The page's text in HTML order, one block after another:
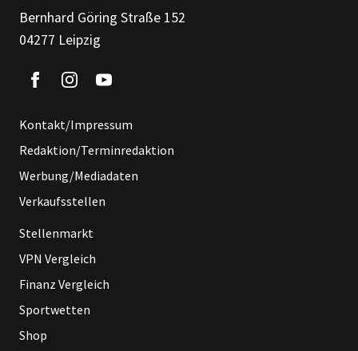
Bernhard Göring Straße 152
04277 Leipzig
Kontakt/Impressum
Redaktion/Terminredaktion
Werbung/Mediadaten
Verkaufsstellen
Stellenmarkt
VPN Vergleich
Finanz Vergleich
Sportwetten
Shop